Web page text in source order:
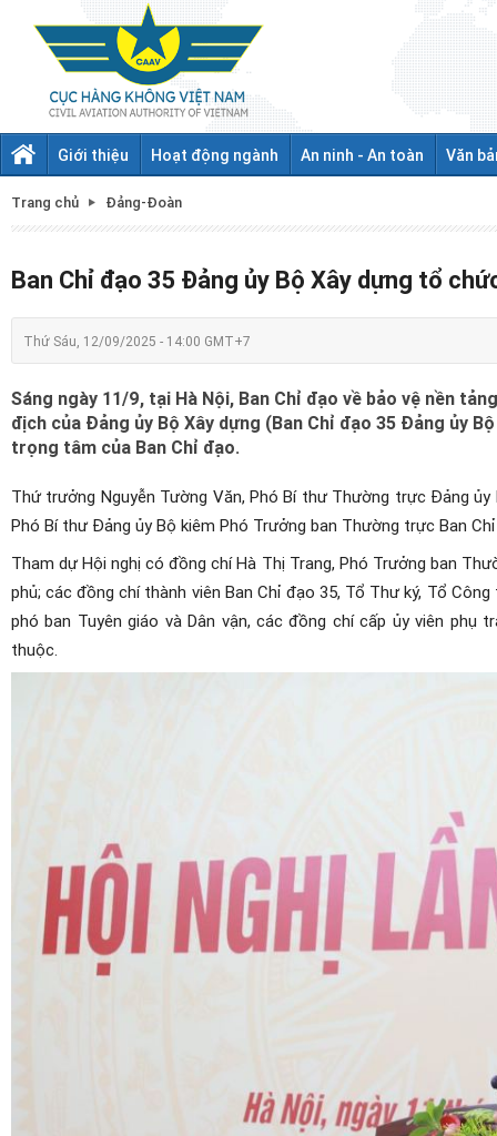
Giới thiệu Hoạt động ngành An ninh - An toàn Văn
Trang chủ Đảng-Đoàn
Ban Chỉ đạo 35 Đảng ủy Bộ Xây dựng tổ
Thứ Sáu, 12/09/2025 - 14:00 GMT+7
Sáng ngày 11/9, tại Hà Nội, Ban Chỉ đạo về bảo vệ nền
địch của Đảng ủy Bộ Xây dựng (Ban Chỉ đạo 35 Đảng ủy
trọng tâm của Ban Chỉ đạo.
Thứ trưởng Nguyễn Tường Văn, Phó Bí thư Thường trực Đảng
Phó Bí thư Đảng ủy Bộ kiêm Phó Trưởng ban Thường trực Ban
Tham dự Hội nghị có đồng chí Hà Thị Trang, Phó Trưởng ban
phủ; các đồng chí thành viên Ban Chỉ đạo 35, Tổ Thư ký, Tổ
phó ban Tuyên giáo và Dân vận, các đồng chí cấp ủy viên
thuộc.